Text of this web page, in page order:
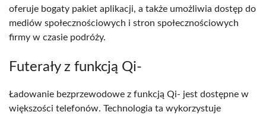
oferuje bogaty pakiet aplikacji, a także umożliwia dostęp do
mediów społecznościowych i stron społecznościowych
firmy w czasie podróży.
Futerały z funkcją Qi-
Ładowanie bezprzewodowe z funkcją Qi- jest dostępne w
większości telefonów. Technologia ta wykorzystuje